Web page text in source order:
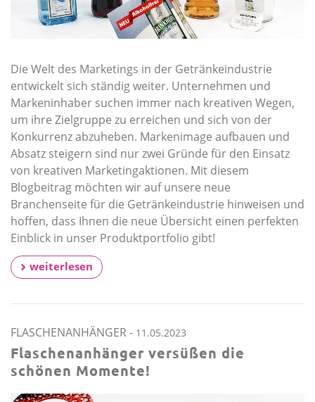
Die Welt des Marketings in der Getränkeindustrie
entwickelt sich ständig weiter. Unternehmen und
Markeninhaber suchen immer nach kreativen Wegen,
um ihre Zielgruppe zu erreichen und sich von der
Konkurrenz abzuheben. Markenimage aufbauen und
Absatz steigern sind nur zwei Gründe für den Einsatz
von kreativen Marketingaktionen. Mit diesem
Blogbeitrag möchten wir auf unsere neue
Branchenseite für die Getränkeindustrie hinweisen und
hoffen, dass Ihnen die neue Übersicht einen perfekten
Einblick in unser Produktportfolio gibt!
weiterlesen
FLASCHENANHÄNGER- 11.05.2023
Flaschenanhänger versüßen die
schönen Momente!